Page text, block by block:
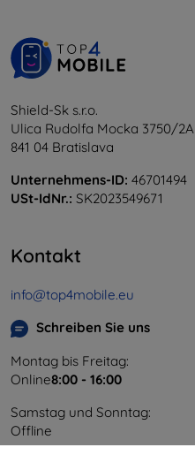
Shield-Sk s.r.o.
Ulica Rudolfa Mocka 3750/2A
841 04 Bratislava
Unternehmens-ID: 46701494
USt-IdNr.: SK2023549671
Kontakt
info@top4mobile.eu
Schreiben Sie uns
Montag bis Freitag:
Online8:00 - 16:00
Samstag und Sonntag:
Offline